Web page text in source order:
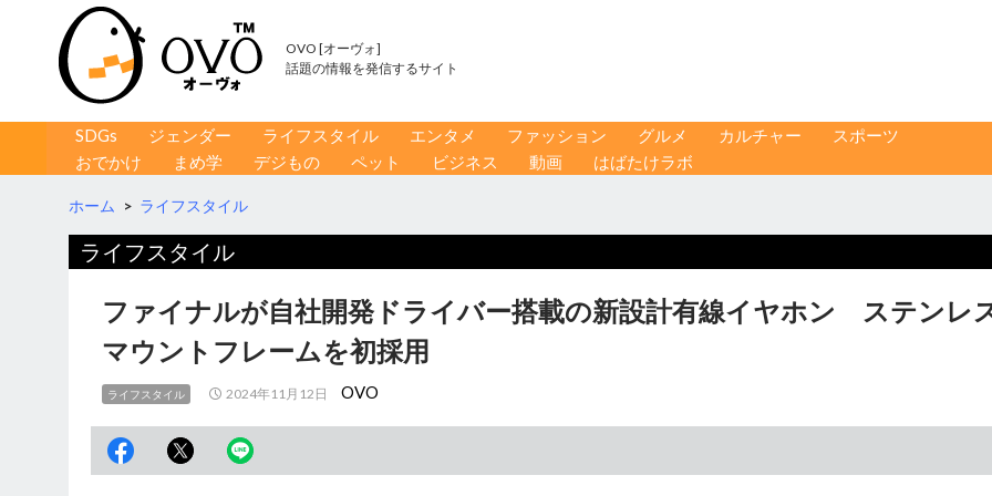
OVO [オーヴォ]
話題の情報を発信するサイト
コンテンツへ移動
SDGs ジェンダー ライフスタイル エンタメ ファッション グルメ カルチャー
スポーツ
おでかけ
まめ学 デジもの ペット ビジネス 動画 はばたけラボ
ホーム > ライフスタイル
ライフスタイル
ファイナルが自社開発ドライバー搭載の新設計有線イヤホン ステンレ
マウントフレームを初採用
ライフスタイル 2024年11月12日 OVO